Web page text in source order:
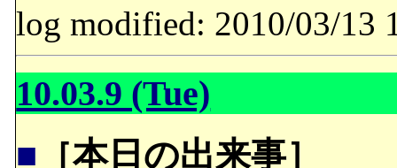
log modified: 2010/03/13
10.03.9 (Tue)
■ ［本日の出来事］